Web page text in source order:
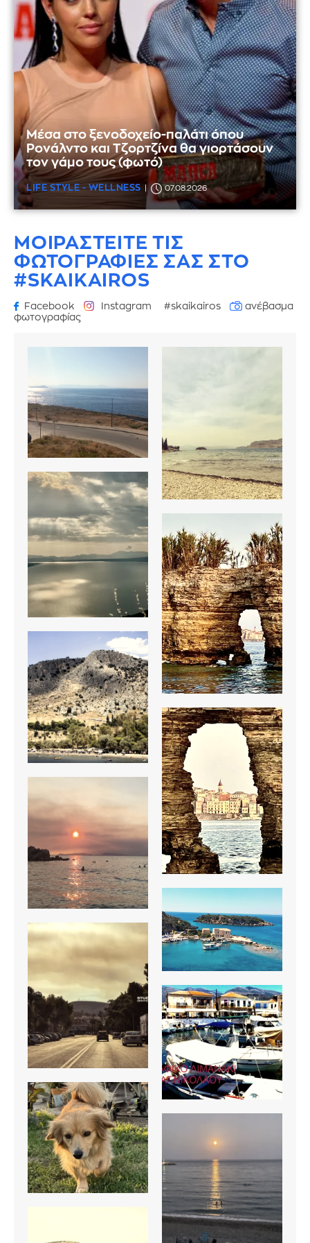
Μέσα στο ξενοδοχείο-παλάτι όπου
Ρονάλντο και Τζορτζίνα θα γιορτάσουν
τον γάμο τους (φωτό)
LIFE STYLE - WELLNESS 07.08.2026
ΜΟΙΡΑΣΤΕΙΤΕ ΤΙΣ
ΦΩΤΟΓΡΑΦΙΕΣ ΣΑΣ ΣΤΟ
#SKAIKAIROS
Facebook Instagram #skaikairos
ανέβασμα
φωτογραφίας